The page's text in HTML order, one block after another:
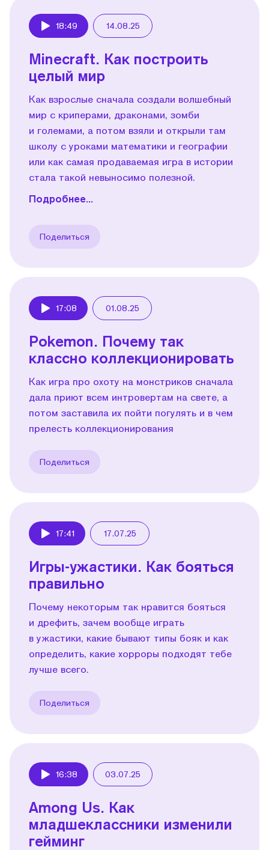
18:49 14.08.25
Minecraft. Как построить
целый мир
Как взрослые сначала создали волшебный
мир с криперами, драконами, зомби
и големами, а потом взяли и открыли там
школу с уроками математики и географии
или как самая продаваемая игра в истории
стала такой невыносимо полезной.
Подробнее...
Поделиться
17:08 01.08.25
Pokemon. Почему так
классно коллекционировать
Как игра про охоту на монстриков сначала
дала приют всем интровертам на свете, а
потом заставила их пойти погулять и в чем
прелесть коллекционирования
Поделиться
17:41 17.07.25
Игры-ужастики. Как бояться
правильно
Почему некоторым так нравится бояться
и дрефить, зачем вообще играть
в ужастики, какие бывают типы бояк и как
определить, какие хорроры подходят тебе
лучше всего.
Поделиться
16:38 03.07.25
Among Us. Как
младшеклассники изменили
гейминг